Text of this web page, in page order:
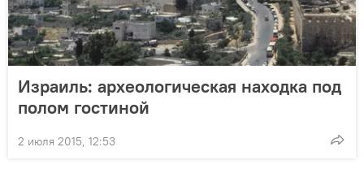
Израиль: археологическая находка под
полом гостиной
2 июля 2015, 12:53